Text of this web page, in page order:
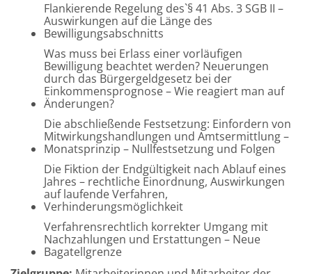
Flankierende Regelung des`§ 41 Abs. 3 SGB II –
Auswirkungen auf die Länge des
Bewilligungsabschnitts
Was muss bei Erlass einer vorläufigen
Bewilligung beachtet werden? Neuerungen
durch das Bürgergeldgesetz bei der
Einkommensprognose – Wie reagiert man auf
Änderungen?
Die abschließende Festsetzung: Einfordern von
Mitwirkungshandlungen und Amtsermittlung –
Monatsprinzip – Nullfestsetzung und Folgen
Die Fiktion der Endgültigkeit nach Ablauf eines
Jahres – rechtliche Einordnung, Auswirkungen
auf laufende Verfahren,
Verhinderungsmöglichkeit
Verfahrensrechtlich korrekter Umgang mit
Nachzahlungen und Erstattungen – Neue
Bagatellgrenze